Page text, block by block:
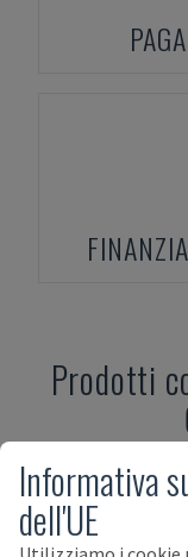
Prodotti
Informativa
dell'UE